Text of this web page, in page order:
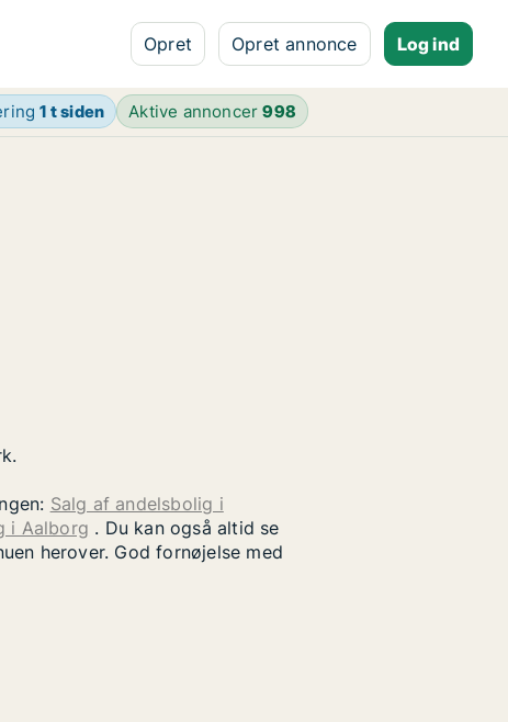
Opret Opret annonce Log ind
1 t siden Aktive annoncer998
Salg af andelsbolig i
i Aalborg . Du kan også altid se
herover. God fornøjelse med